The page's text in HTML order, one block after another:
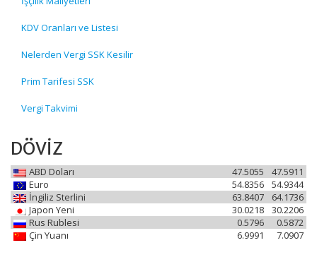
KDV Oranları ve Listesi
Nelerden Vergi SSK Kesilir
Prim Tarifesi SSK
Vergi Takvimi
DÖVİZ
ABD Doları 47.5911
47.5055
Euro
54.9344
54.8356
İngiliz Sterlini
64.1736
63.8407
Japon Yeni
30.2206
30.0218
Rus Rublesi
0.5872
0.5796
Çin Yuanı
7.0907
6.9991